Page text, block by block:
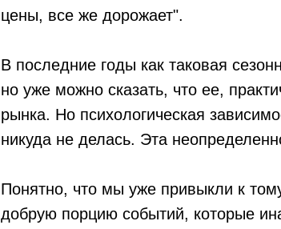
цены, все же дорожает".
В последние годы как таковая
но уже можно сказать, что ее,
рынка. Но психологическая
никуда не делась. Эта
Понятно, что мы уже привыкли к
добрую порцию событий, которые